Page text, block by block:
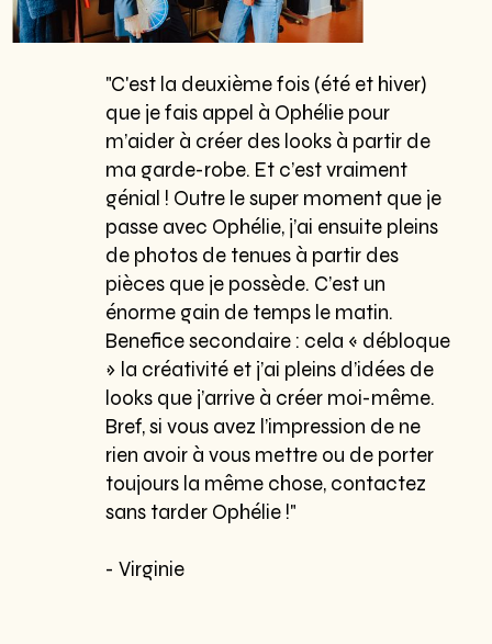
"C'est la deuxième fois (été et hiver)
que je fais appel à Ophélie pour
m’aider à créer des looks à partir de
ma garde-robe. Et c’est vraiment
génial ! Outre le super moment que je
passe avec Ophélie, j’ai ensuite pleins
de photos de tenues à partir des
pièces que je possède. C’est un
énorme gain de temps le matin.
Benefice secondaire : cela « débloque
» la créativité et j’ai pleins d’idées de
looks que j’arrive à créer moi-même.
Bref, si vous avez l’impression de ne
rien avoir à vous mettre ou de porter
toujours la même chose, contactez
sans tarder Ophélie !"
- Virginie